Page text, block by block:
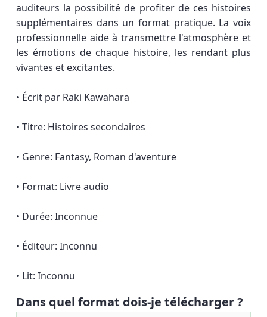
auditeurs la possibilité de profiter de ces histoires
supplémentaires dans un format pratique. La voix
professionnelle aide à transmettre l'atmosphère et
les émotions de chaque histoire, les rendant plus
vivantes et excitantes.
• Écrit par Raki Kawahara
• Titre: Histoires secondaires
• Genre: Fantasy, Roman d'aventure
• Format: Livre audio
• Durée: Inconnue
• Éditeur: Inconnu
• Lit: Inconnu
Dans quel format dois-je télécharger ?